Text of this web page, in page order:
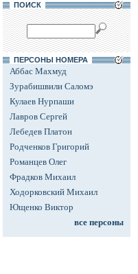
ПОИСК
ПЕРСОНЫ НОМЕРА
Аббас Махмуд
Зурабишвили Саломэ
Кулаев Нурпаши
Лавров Сергей
Лебедев Платон
Родченков Григорий
Романцев Олег
Фрадков Михаил
Ходорковский Михаил
Ющенко Виктор
все персоны